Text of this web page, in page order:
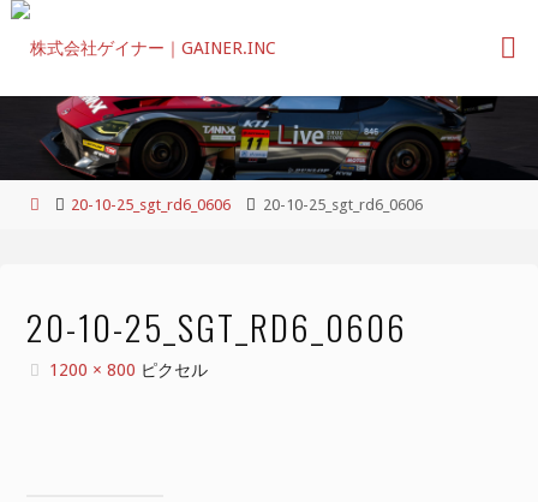
コ
ホ
20-10-25_sgt_rd6_0606 20-10-25_sgt_rd6_0606
20-10-25_SGT_RD6_0606
フ
1200 × 800 ピクセル